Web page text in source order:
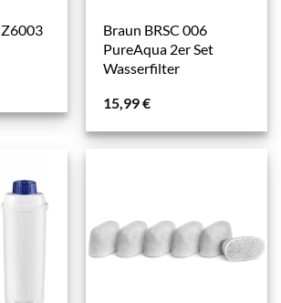
Braun BRSC 006
PureAqua 2er Set
Wasserfilter
15,99€